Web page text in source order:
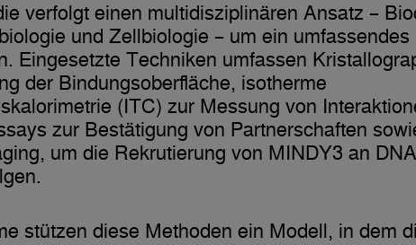
verfolgt einen multidisziplinären Ansatz –
und Zellbiologie – um ein umfassendes
Eingesetzte Techniken umfassen
der Bindungsoberfläche, isotherme
(ITC) zur Messung von
zur Bestätigung von Partnerschaften
um die Rekrutierung von MINDY3 an
stützen diese Methoden ein Modell, in dem